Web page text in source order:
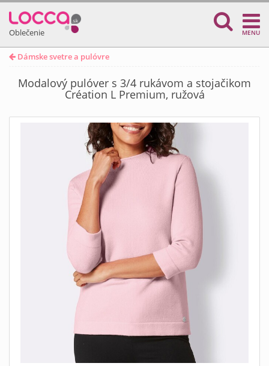
Oblečenie MENU
Dámske svetre a pulóvre
Modalový pulóver s 3/4 rukávom a stojačikom
Création L Premium, ružová